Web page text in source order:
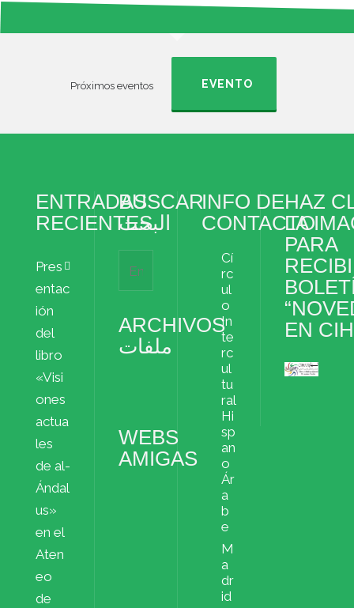
Próximos eventos EVENTO
ENTRADAS
RECIENTES
Pres
entac
ión
del
libro
«Visi
ones
actua
les
de al-
Ándal
us»
en el
Aten
eo
de
BUSCAR
البحث
ARCHIVOS
ملفات
WEBS
AMIGAS
INFO DE
CONTACTO
Cí
rc
ul
o
In
te
rc
ul
tu
ral
Hi
sp
an
o
Ár
a
b
e
M
a
dr
id
HAZ
LA
PARA
EN